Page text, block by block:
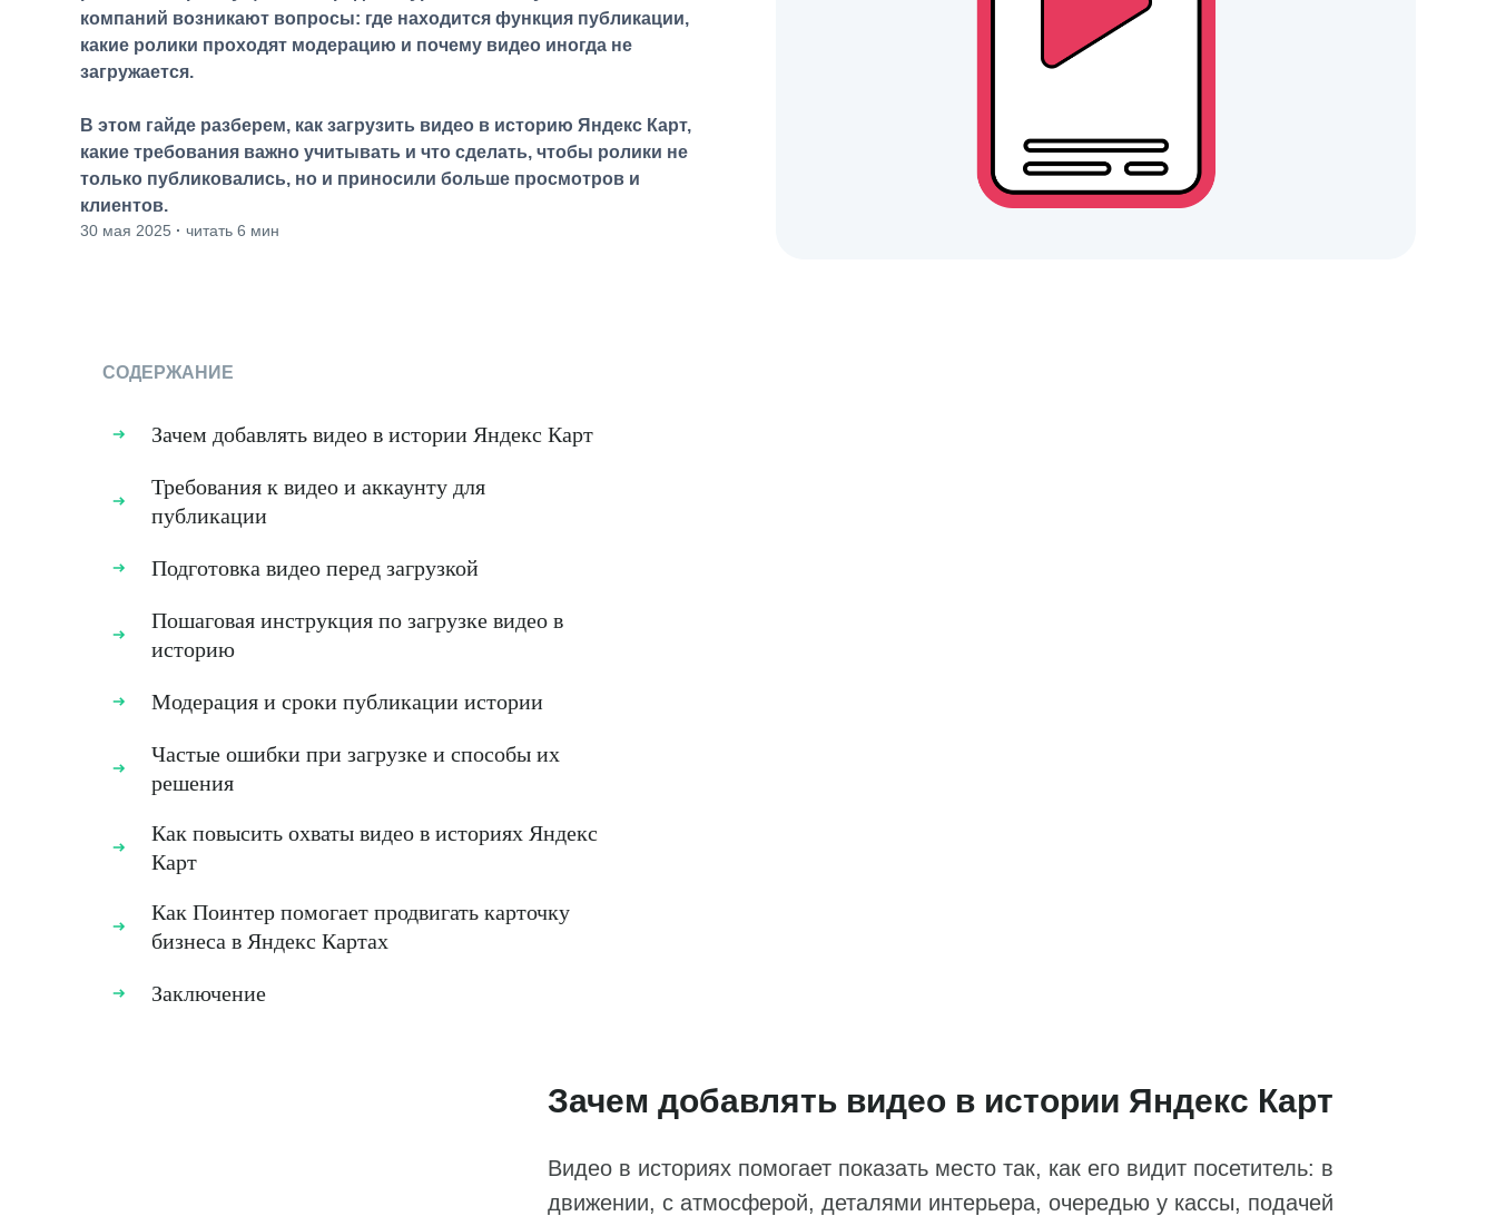
компаний возникают вопросы: где находится функция публикации,
какие ролики проходят модерацию и почему видео иногда не
загружается.
В этом гайде разберем, как загрузить видео в историю Яндекс Карт,
какие требования важно учитывать и что сделать, чтобы ролики не
только публиковались, но и приносили больше просмотров и
клиентов.
30 мая 2025 · читать 6 мин
СОДЕРЖАНИЕ
Зачем добавлять видео в истории Яндекс Карт
Требования к видео и аккаунту для
публикации
Подготовка видео перед загрузкой
Пошаговая инструкция по загрузке видео в
историю
Модерация и сроки публикации истории
Частые ошибки при загрузке и способы их
решения
Как повысить охваты видео в историях Яндекс
Карт
Как Поинтер помогает продвигать карточку
бизнеса в Яндекс Картах
Заключение
Зачем добавлять видео в истории Яндекс Карт
Видео в историях помогает показать место так, как его видит посетитель: в
движении, с атмосферой, деталями интерьера, очередью у кассы, подачей